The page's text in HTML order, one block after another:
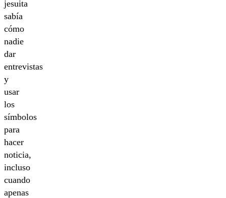
jesuita
sabía
cómo
nadie
dar
entrevistas
y
usar
los
símbolos
para
hacer
noticia,
incluso
cuando
apenas